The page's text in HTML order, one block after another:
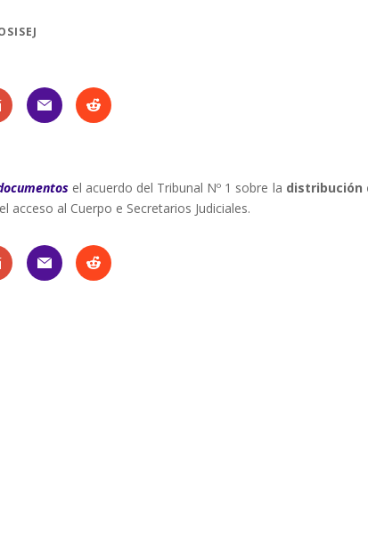
el acuerdo del Tribunal Nº 1 sobre la distribución
acceso al Cuerpo e Secretarios Judiciales.